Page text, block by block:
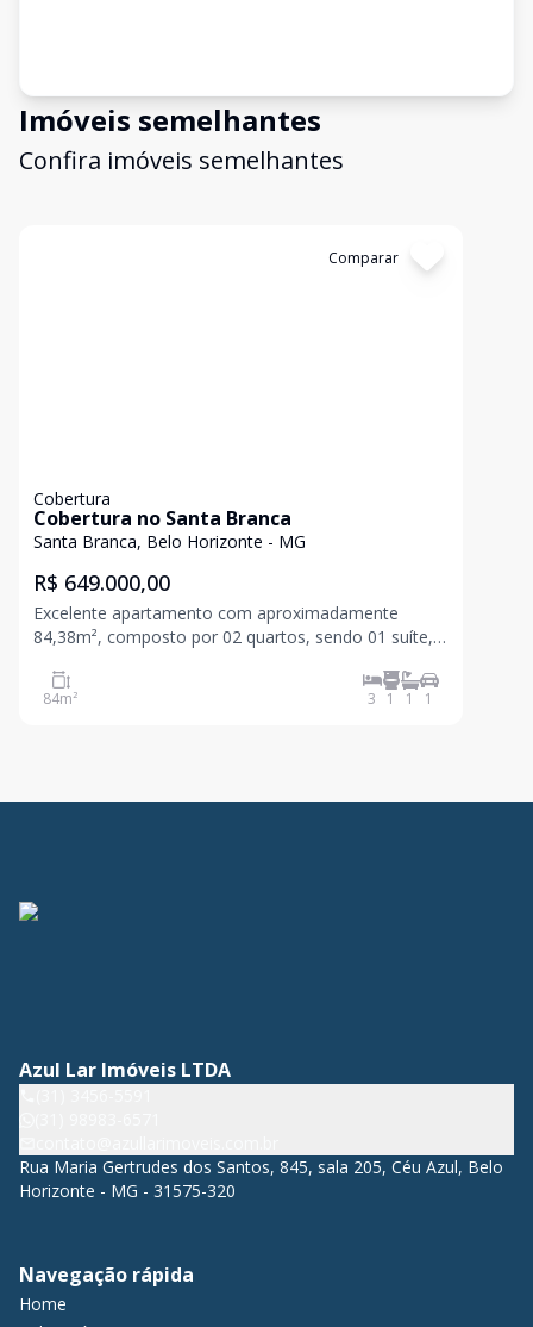
Imóveis semelhantes
Confira imóveis semelhantes
Comparar
Cobertura
Cobertura no Santa Branca
Santa Branca, Belo Horizonte - MG
R$ 649.000,00
Excelente apartamento com aproximadamente
84,38m², composto por 02 quartos, sendo 01 suíte,
social e área de serviço. O imóvel conta ainda com
01 vaga de estacionamento e uma agradável. Prédio
84m² 3 1 1 1
Azul Lar Imóveis LTDA
Rua Maria Gertrudes dos Santos, 845, sala 205, Céu Azul, Belo
Horizonte - MG - 31575-320
Navegação rápida
Home